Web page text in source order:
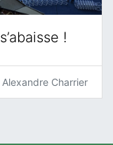
!
Alexandre Charrier